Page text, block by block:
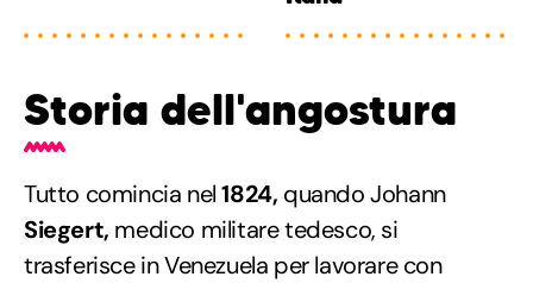
Storia dell'angostura
Tutto comincia nel1824, quando Johann
Siegert, medico militare tedesco, si
trasferisce in Venezuela per lavorare con